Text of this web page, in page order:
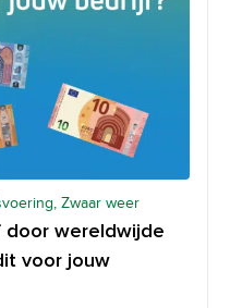
Zwaar weer
wereldwijde
voor jouw